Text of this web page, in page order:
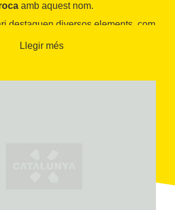
amb aquest nom.
destaquen diversos elements, com
de la Via Augusta (molt
Llegir més